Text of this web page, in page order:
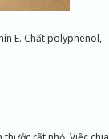
E. Chất polyphenol,